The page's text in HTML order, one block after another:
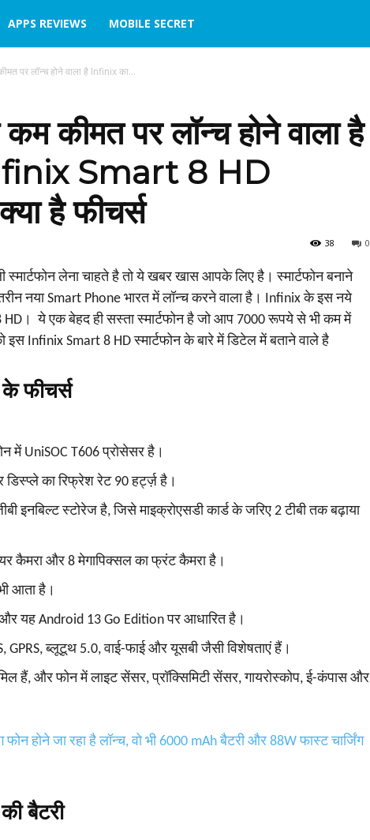
APPS REVIEWS MOBILE SECRET
पर लॉन्‍च होने वाला है Infinix का...
कीमत पर लॉन्‍च होने वाला है
Smart 8 HD
है फीचर्स
0
38
लेना चाहते है तो ये खबर खास आपके लिए है। स्‍मार्टफोन बनाने
नया Smart Phone भारत में लॉन्‍च करने वाला है। Infinix के इस नये
HD। ये एक बेहद ही सस्‍ता स्‍मार्टफोन है जो आप 7000 रूपये से भी कम में
Infinix Smart 8 HD स्‍मार्टफोन के बारे में डिटेल में बताने वाले है
फीचर्स
में UniSOC T606 प्रोसेसर है।
का रिफ्रेश रेट 90 हर्ट्ज़ है।
इनबिल्ट स्टोरेज है, जिसे माइक्रोएसडी कार्ड के जरिए 2 टीबी तक बढ़ाया
कैमरा और 8 मेगापिक्सल का फ्रंट कैमरा है।
आता है।
यह Android 13 Go Edition पर आधारित है।
GPRS, ब्लूटूथ 5.0, वाई-फाई और यूसबी जैसी विशेषताएं हैं।
हैं, और फोन में लाइट सेंसर, प्रॉक्सिमिटी सेंसर, गायरोस्कोप, ई-कंपास और
होने जा रहा है लॉन्च, वो भी 6000 mAh बैटरी और 88W फास्ट चार्जिंग
बैटरी